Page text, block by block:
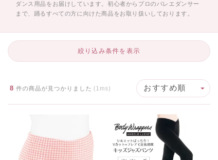
ダンス用品をお届けしています。初心者からプロのバレエダンサー
まで、踊るすべての方に向けた商品をお取り扱いしております。
絞り込み条件を表示
8 件の商品が見つかりました (1ms)